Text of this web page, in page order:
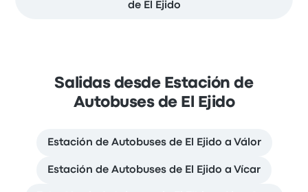
de El Ejido
Salidas desde Estación de
Autobuses de El Ejido
Estación de Autobuses de El Ejido a Válor
Estación de Autobuses de El Ejido a Vícar